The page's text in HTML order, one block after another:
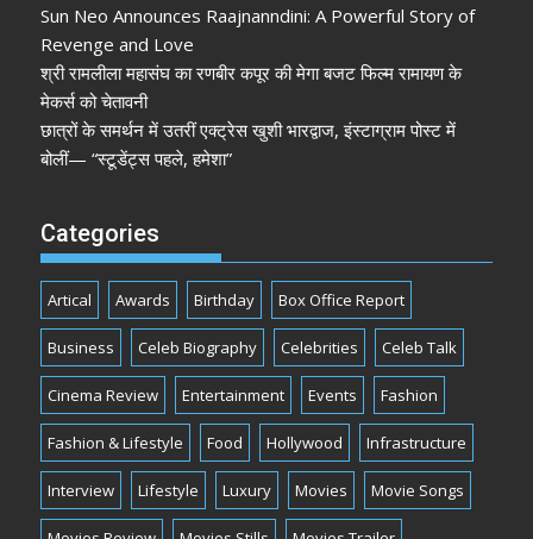
Sun Neo Announces Raajnanndini: A Powerful Story of
Revenge and Love
श्री रामलीला महासंघ का रणबीर कपूर की मेगा बजट फिल्म रामायण के
मेकर्स को चेतावनी
छात्रों के समर्थन में उतरीं एक्ट्रेस खुशी भारद्वाज, इंस्टाग्राम पोस्ट में
बोलीं— “स्टूडेंट्स पहले, हमेशा”
Categories
Artical Awards Birthday Box Office Report
Business Celeb Biography Celebrities Celeb Talk
Cinema Review Entertainment Events Fashion
Fashion & Lifestyle Food Hollywood Infrastructure
Interview Lifestyle Luxury Movies Movie Songs